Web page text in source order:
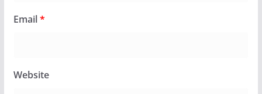
Email*
Website